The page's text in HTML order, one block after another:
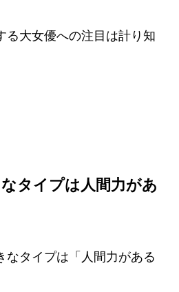
る大女優への注目は計り知
タイプは人間力があ
なタイプは「人間力がある